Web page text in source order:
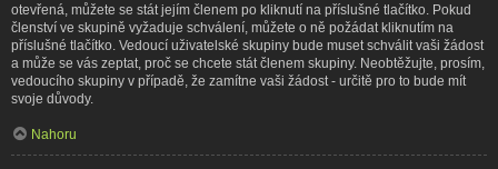
otevřená, můžete se stát jejím členem po kliknutí na příslušné tlačítko. Pokud
členství ve skupině vyžaduje schválení, můžete o ně požádat kliknutím na
příslušné tlačítko. Vedoucí uživatelské skupiny bude muset schválit vaši žádost
a může se vás zeptat, proč se chcete stát členem skupiny. Neobtěžujte, prosím,
vedoucího skupiny v případě, že zamítne vaši žádost - určitě pro to bude mít
svoje důvody.
Nahoru